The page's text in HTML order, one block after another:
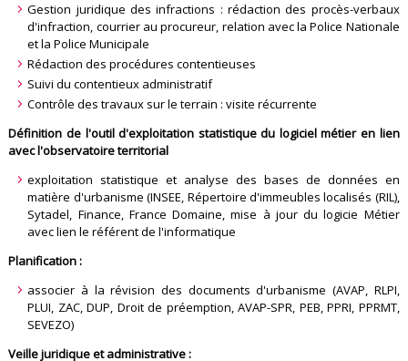
Gestion juridique des infractions : rédaction des procès-verbaux
d'infraction, courrier au procureur, relation avec la Police Nationale
et la Police Municipale
Rédaction des procédures contentieuses
Suivi du contentieux administratif
Contrôle des travaux sur le terrain : visite récurrente
Définition de l'outil d'exploitation statistique du logiciel métier en lien
avec l'observatoire territorial
exploitation statistique et analyse des bases de données en
matière d'urbanisme (INSEE, Répertoire d'immeubles localisés (RIL),
Sytadel, Finance, France Domaine, mise à jour du logicie Métier
avec lien le référent de l'informatique
Planification :
associer à la révision des documents d'urbanisme (AVAP, RLPI,
PLUI, ZAC, DUP, Droit de préemption, AVAP-SPR, PEB, PPRI, PPRMT,
SEVEZO)
Veille juridique et administrative :